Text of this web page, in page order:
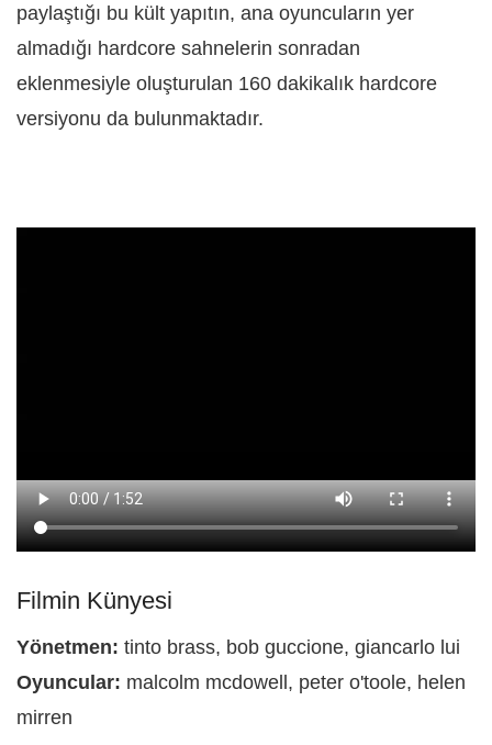
paylaştığı bu kült yapıtın, ana oyuncuların yer
almadığı hardcore sahnelerin sonradan
eklenmesiyle oluşturulan 160 dakikalık hardcore
versiyonu da bulunmaktadır.
Filmin Künyesi
Yönetmen: tinto brass, bob guccione, giancarlo lui
Oyuncular: malcolm mcdowell, peter o'toole, helen
mirren